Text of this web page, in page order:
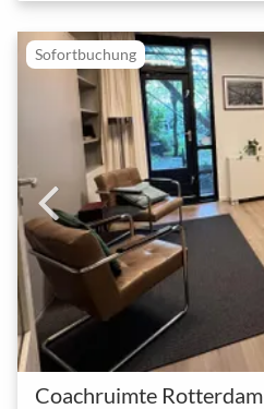
Sofortbuchung
Coachruimte Rotterdam